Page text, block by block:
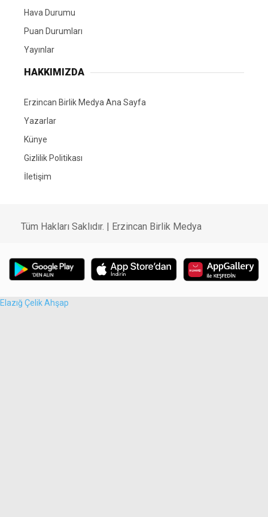
Hava Durumu
Puan Durumları
Yayınlar
HAKKIMIZDA
Erzincan Birlik Medya Ana Sayfa
Yazarlar
Künye
Gizlilik Politikası
İletişim
Tüm Hakları Saklıdır. | Erzincan Birlik Medya
Elazığ Çelik Ahşap